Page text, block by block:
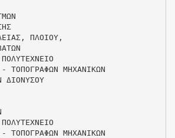
ΠΛΟΙΟΥ,
ΤΟΠΟΓΡΑΦΩΝ ΜΗΧΑΝΙΚΩΝ
ΔΙΟΝΥΣΟΥ
ΤΟΠΟΓΡΑΦΩΝ ΜΗΧΑΝΙΚΩΝ